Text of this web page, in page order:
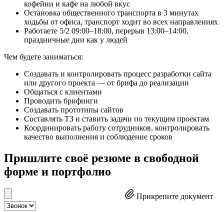
кофейни и кафе на любой вкус
Остановка общественного транспорта в 3 минутах
ходьбы от офиса, транспорт ходит во всех направлениях
Работаете 5/2 09:00–18:00, перерыв 13:00–14:00,
праздничные дни как у людей
Чем будете заниматься:
Создавать и контролировать процесс разработки сайта
или другого проекта — от брифа до реализации
Общаться с клиентами
Проводить брифинги
Создавать прототипы сайтов
Составлять ТЗ и ставить задачи по текущим проектам
Координировать работу сотрудников, контролировать
качество выполнения и соблюдение сроков
Пришлите своё резюме в свободной
форме и портфолио
Прикрепите документ